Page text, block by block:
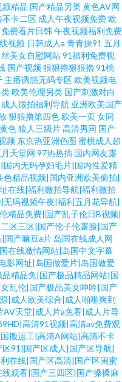
精品 国产精品另类黄色AV网
不卡二区 成人午夜视频免费欧
免费看片日韩午夜视频福利免费
视频 日韩成人a 青青操91 五月
丝美女自慰网站91福利免费视
国产视频狠狠擼狠狠擼91桃
主播诱惑无码专区欧美视频电
欧美伦理另类 国产刺激对白
成人微拍福利导航 亚洲欧美国产
狠狠撸第四色欧美一页女同
色狼人三级片高清男同 国产
频 东京热亚洲色图 蜜桃成人超
天堂网 97热热插 国内网友露
内无码孕妇毛片|国内性爱精
精品视频|国内亚洲欧美偷拍|
在线|福利微拍导航|福利微拍
码视频午夜|福利五月花导航|
精品免费|国产乱子伦日B视频|
区三区|国产伦子伦露脸|国产
国产嘛豆a片 岛国在线成人网
在线激情网站|岛国中文字幕
影网址|岛国做爱片|岛国做爱
精品免|国产极品精品网站|国
乱伦|国产极品美女呻吟|国产
|成人欧美综合|成人啪啪爽到
天堂|成人片a免看|成人片导
高清91视频|高清av免费观
搬运工|高清A网站|高清不卡
区91|国产区成人|国产区导航|
在线|国产区高清|国产区闺蜜
线观看|国产三四区|国产搡搡麻